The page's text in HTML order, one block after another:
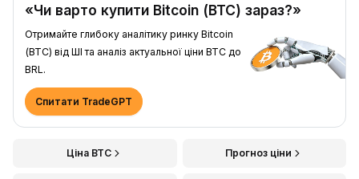
«Чи варто купити Bitcoin (BTC) зараз?»
Отримайте глибоку аналітику ринку Bitcoin
(BTC) від ШІ та аналіз актуальної ціни BTC до
BRL.
Спитати TradeGPT
Ціна BTC Прогноз ціни